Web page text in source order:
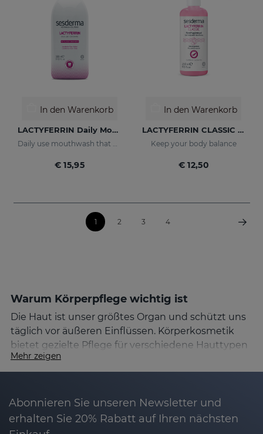
In den Warenkorb
LACTYFERRIN Daily Mouthwash 500ml
Daily use mouthwash that keeps the oral cavity in optimal condition
€ 15,95
In den Warenkorb
LACTYFERRIN CLASSIC Hand Hygiene Gel 250ml
Keep your body balance
€ 12,50
1 2 3 4
Warum Körperpflege wichtig ist
Die Haut ist unser größtes Organ und schützt uns
täglich vor äußeren Einflüssen. Körperkosmetik
bietet gezielte Pflege für verschiedene Hauttypen
und Hautbedürfnisse, die das Wohlbefinden und
die Hautgesundheit fördern.
Körperpflegeprodukte auswählen
Finde die besten Produkte für deine
Hautbedürfnisse, ob Anti-Haarausfall-Shampoo,
Mehr zeigen
Abonnieren Sie unseren Newsletter und
erhalten Sie 20% Rabatt auf Ihren nächsten